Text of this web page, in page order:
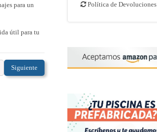
para un
útil para tu
Siguiente
Política de Devoluciones